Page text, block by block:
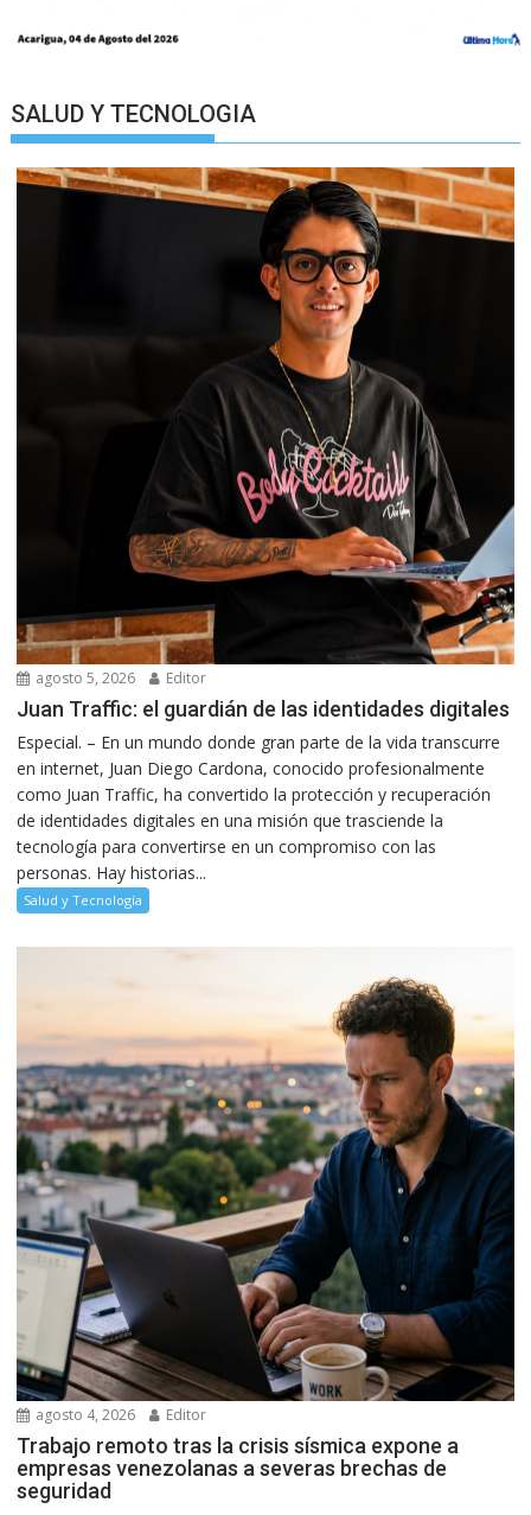
SALUD Y TECNOLOGIA
agosto 5, 2026 Editor
Juan Traffic: el guardián de las identidades digitales
Especial. – En un mundo donde gran parte de la vida transcurre
en internet, Juan Diego Cardona, conocido profesionalmente
como Juan Traffic, ha convertido la protección y recuperación
de identidades digitales en una misión que trasciende la
tecnología para convertirse en un compromiso con las
personas. Hay historias...
Salud y Tecnología
agosto 4, 2026 Editor
Trabajo remoto tras la crisis sísmica expone a
empresas venezolanas a severas brechas de
seguridad